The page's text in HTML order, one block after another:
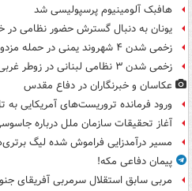
هافبک آلومینیوم پرسپولیسی شد
یونان به دنبال گسترش حضور نظامی در
زخمی شدن ۴ شهروند یمنی در حمله مزدوران سعودی
زخمی شدن ۳ نظامی لبنانی در زوطر غربی
عکاسان و خبرنگاران در دفاع مقدس
ورود فرمانده تروریست‌های آمریکایی به
آغاز تحقیقات سازمان ملل درباره
مسیر درآمدزایی فراموش شده لیگ
پیمان دفاعی مکه!
مربی سابق استقلال سرمربی آفریقای